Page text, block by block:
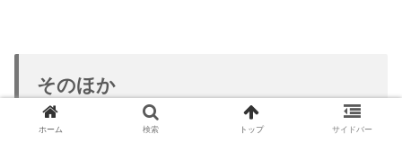
そのほか
ホーム 検索 トップ サイドバー